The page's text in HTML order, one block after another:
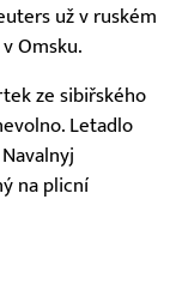
už v ruském
Omsku.
ze sibiřského
Letadlo
na plicní